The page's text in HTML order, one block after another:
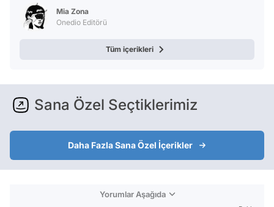
Mia Zona
Onedio Editörü
Tüm içerikleri
Sana Özel Seçtiklerimiz
Daha Fazla Sana Özel İçerikler
Yorumlar Aşağıda